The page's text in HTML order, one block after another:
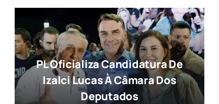
PL Oficializa Candidatura De
Izalci Lucas À Câmara Dos
Deputados